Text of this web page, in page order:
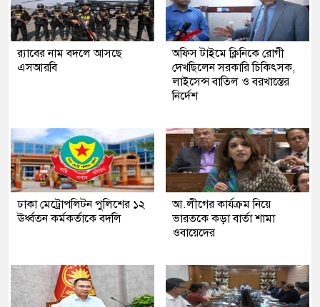
র‍্যাবের নাম বদলে আসছে
এসআরবি
অফিস টাইমে ক্লিনিকে রোগী
দেখছিলেন সরকারি চিকিৎসক,
লাইসেন্স বাতিল ও বরখাস্তের
নির্দেশ
ঢাকা মেট্রোপলিটন পুলিশের ১২
ঊর্ধ্বতন কর্মকর্তাকে বদলি
আ.লীগের কার্যক্রম নিয়ে
ভারতকে কড়া বার্তা শামা
ওবায়েদের